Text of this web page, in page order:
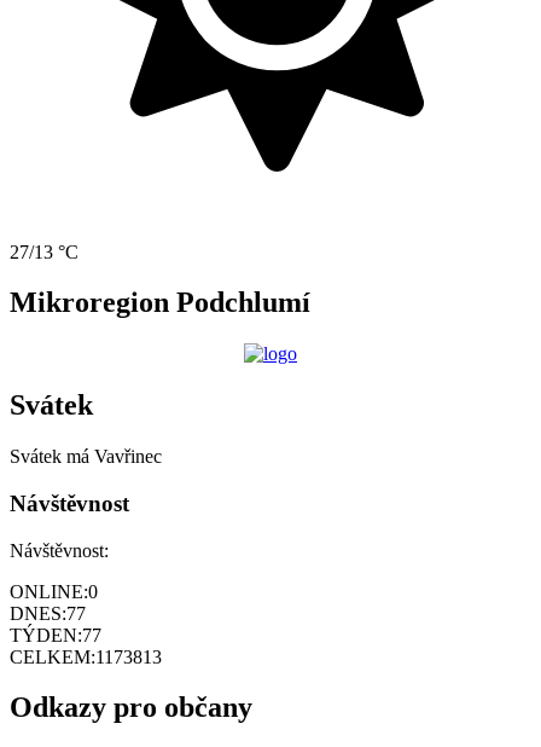
27/13 °C
Mikroregion Podchlumí
Svátek
Svátek má Vavřinec
Návštěvnost
Návštěvnost:
ONLINE:0
DNES:77
TÝDEN:77
CELKEM:1173813
Odkazy pro občany